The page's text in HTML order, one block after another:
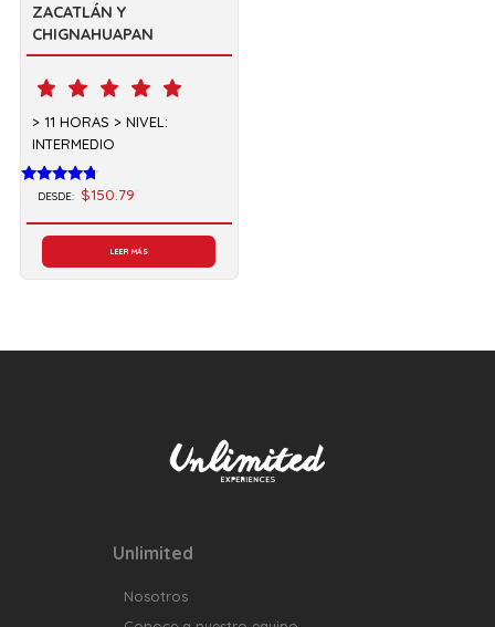
ZACATLÁN Y
CHIGNAHUAPAN
11 HORAS
NIVEL:
INTERMEDIO
Valorado
4.50
de 5
DESDE: $150.79
LEER MÁS
Unlimited
Nosotros